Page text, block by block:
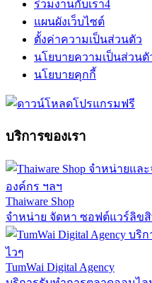
ร่วมงานกับเรา4
แผนผังเว็บไซต์
ตั้งค่าความเป็นส่วนตัว
นโยบายความเป็นส่วนตั
นโยบายคุกกี้
บริการของเรา
Thaiware Shop
จำหน่าย จัดหา ซอฟต์แวร์ลิข
TumWai Digital Agency